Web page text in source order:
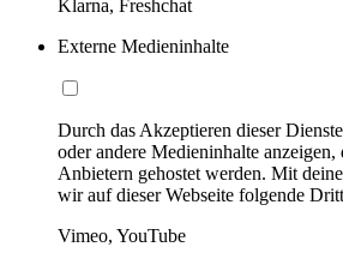
Klarna, Freshchat
Externe Medieninhalte
Durch das Akzeptieren dieser
oder andere Medieninhalte anzeigen,
Anbietern gehostet werden. Mit
wir auf dieser Webseite folgende
Vimeo, YouTube